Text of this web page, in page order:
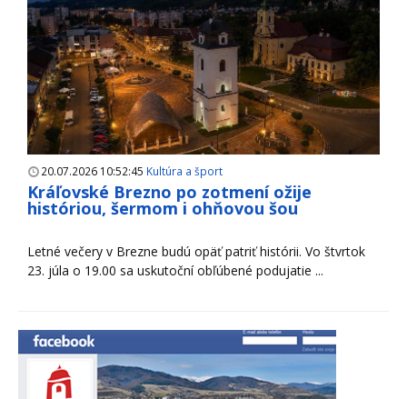
20.07.2026 10:52:45 Kultúra a šport
Kráľovské Brezno po zotmení ožije
históriou, šermom i ohňovou šou
Letné večery v Brezne budú opäť patriť histórii. Vo štvrtok
23. júla o 19.00 sa uskutoční obľúbené podujatie ...